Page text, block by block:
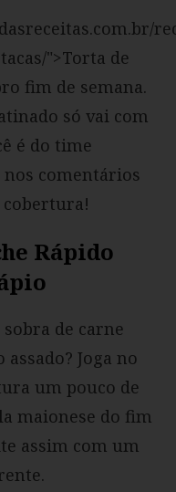
">Torta de
fim de semana.
só vai com
é do time
nos comentários
cobertura!
Rápido
de carne
Joga no
um pouco de
maionese do fim
assim com um